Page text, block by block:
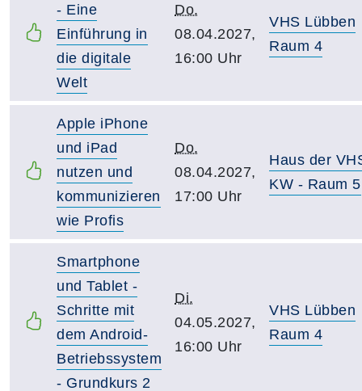
- Eine
Einführung in
die digitale
Welt
Do.
08.04.2027,
16:00 Uhr
VHS Lübben
Raum 4
Apple iPhone
und iPad
nutzen und
kommunizieren
wie Profis
Do.
08.04.2027,
17:00 Uhr
Haus der
KW - Raum 5
Smartphone
und Tablet -
Schritte mit
dem Android-
Betriebssystem
- Grundkurs 2
Di.
04.05.2027,
16:00 Uhr
VHS Lübben
Raum 4